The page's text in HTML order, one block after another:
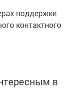
поддержки
контактного
в